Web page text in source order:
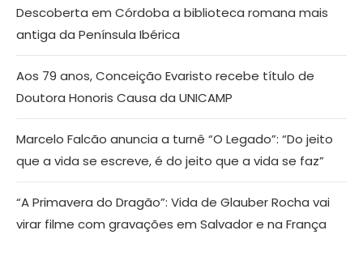
Descoberta em Córdoba a biblioteca romana mais
antiga da Península Ibérica
Aos 79 anos, Conceição Evaristo recebe título de
Doutora Honoris Causa da UNICAMP
Marcelo Falcão anuncia a turnê “O Legado”: “Do jeito
que a vida se escreve, é do jeito que a vida se faz”
“A Primavera do Dragão”: Vida de Glauber Rocha vai
virar filme com gravações em Salvador e na França